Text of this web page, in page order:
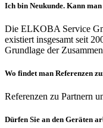
Ich bin Neukunde. Kann
Die ELKOBA Service
existiert insgesamt seit
Grundlage der
Wo findet man Referenzen
Referenzen zu Partnern
Dürfen Sie an den Geräten